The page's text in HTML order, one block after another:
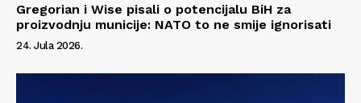
Gregorian i Wise pisali o potencijalu BiH za
proizvodnju municije: NATO to ne smije ignorisati
24. Jula 2026.